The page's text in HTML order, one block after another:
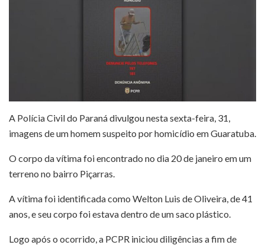
A Polícia Civil do Paraná divulgou nesta sexta-feira, 31,
imagens de um homem suspeito por homicídio em Guaratuba.
O corpo da vítima foi encontrado no dia 20 de janeiro em um
terreno no bairro Piçarras.
A vítima foi identificada como Welton Luis de Oliveira, de 41
anos, e seu corpo foi estava dentro de um saco plástico.
Logo após o ocorrido, a PCPR iniciou diligências a fim de